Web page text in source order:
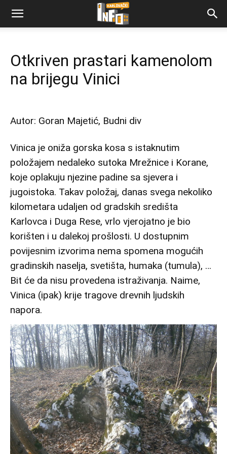
Otkriven prastari kamenolom
na brijegu Vinici
Autor: Goran Majetić, Budni div
Vinica je oniža gorska kosa s istaknutim
položajem nedaleko sutoka Mrežnice i Korane,
koje oplakuju njezine padine sa sjevera i
jugoistoka. Takav položaj, danas svega nekoliko
kilometara udaljen od gradskih središta
Karlovca i Duga Rese, vrlo vjerojatno je bio
korišten i u dalekoj prošlosti. U dostupnim
povijesnim izvorima nema spomena mogućih
gradinskih naselja, svetišta, humaka (tumula), …
Bit će da nisu provedena istraživanja. Naime,
Vinica (ipak) krije tragove drevnih ljudskih
napora.